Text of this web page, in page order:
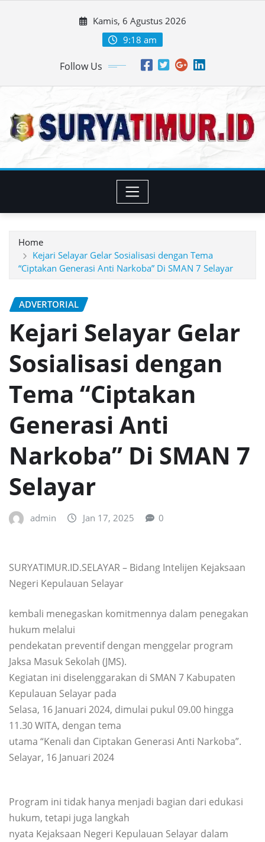
Kamis, 6 Agustus 2026
9:18 am
Follow Us
Home
Kejari Selayar Gelar Sosialisasi dengan Tema
“Ciptakan Generasi Anti Narkoba” Di SMAN 7 Selayar
ADVERTORIAL
Kejari Selayar Gelar
Sosialisasi dengan
Tema “Ciptakan
Generasi Anti
Narkoba” Di SMAN 7
Selayar
admin Jan 17, 2025 0
SURYATIMUR.ID.SELAYAR – Bidang Intelijen Kejaksaan
Negeri Kepulauan Selayar
kembali menegaskan komitmennya dalam penegakan
hukum melalui
pendekatan preventif dengan menggelar program
Jaksa Masuk Sekolah (JMS).
Kegiatan ini diselenggarakan di SMAN 7 Kabupaten
Kepulauan Selayar pada
Selasa, 16 Januari 2024, dimulai pukul 09.00 hingga
11.30 WITA, dengan tema
utama “Kenali dan Ciptakan Generasi Anti Narkoba”.
Selayar, 16 Januari 2024
Program ini tidak hanya menjadi bagian dari edukasi
hukum, tetapi juga langkah
nyata Kejaksaan Negeri Kepulauan Selayar dalam